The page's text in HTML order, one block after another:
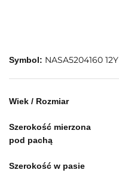
Symbol: NASA5204160 12Y
Wiek / Rozmiar
Szerokość mierzona
pod pachą
Szerokość w pasie